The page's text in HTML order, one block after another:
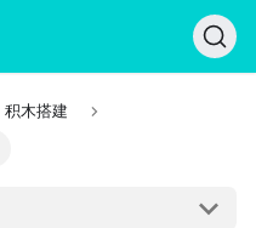
积木搭建